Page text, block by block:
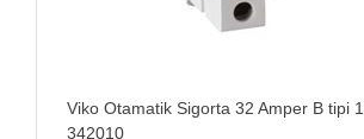
Viko Otamatik Sigorta 32 Amper B tipi
342010